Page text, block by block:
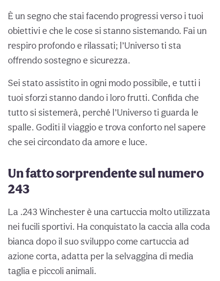
È un segno che stai facendo progressi verso i tuoi
obiettivi e che le cose si stanno sistemando. Fai un
respiro profondo e rilassati; l’Universo ti sta
offrendo sostegno e sicurezza.
Sei stato assistito in ogni modo possibile, e tutti i
tuoi sforzi stanno dando i loro frutti. Confida che
tutto si sistemerà, perché l’Universo ti guarda le
spalle. Goditi il viaggio e trova conforto nel sapere
che sei circondato da amore e luce.
Un fatto sorprendente sul numero
243
La .243 Winchester è una cartuccia molto utilizzata
nei fucili sportivi. Ha conquistato la caccia alla coda
bianca dopo il suo sviluppo come cartuccia ad
azione corta, adatta per la selvaggina di media
taglia e piccoli animali.